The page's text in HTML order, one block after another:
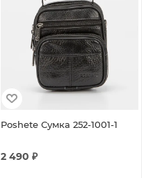
Poshete Сумка 252-1001-1
2 490 ₽